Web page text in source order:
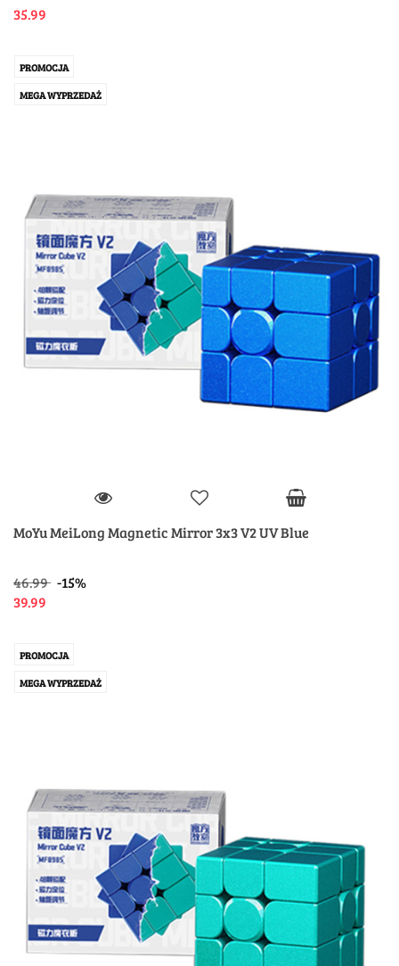
35.99
PROMOCJA
MEGA WYPRZEDAŻ
MoYu MeiLong Magnetic Mirror 3x3 V2 UV Blue
46.99 -15%
39.99
PROMOCJA
MEGA WYPRZEDAŻ